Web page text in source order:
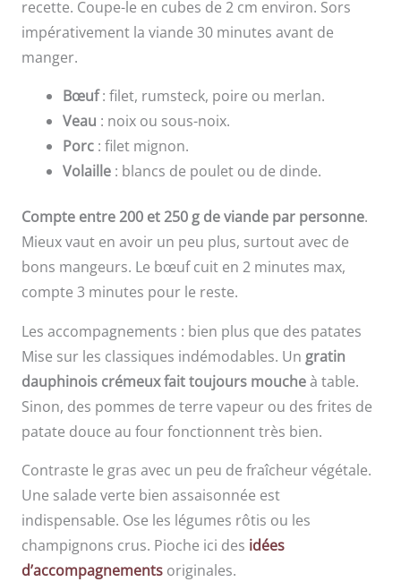
recette. Coupe-le en cubes de 2 cm environ. Sors
impérativement la viande 30 minutes avant de
manger.
Bœuf: filet, rumsteck, poire ou merlan.
Veau : noix ou sous-noix.
Porc : filet mignon.
Volaille : blancs de poulet ou de dinde.
Compte entre 200 et 250 g de viande par personne.
Mieux vaut en avoir un peu plus, surtout avec de
bons mangeurs. Le bœuf cuit en 2 minutes max,
compte 3 minutes pour le reste.
Les accompagnements : bien plus que des patates
Mise sur les classiques indémodables. Un gratin
dauphinois crémeux fait toujours moucheà table.
Sinon, des pommes de terre vapeur ou des frites de
patate douce au four fonctionnent très bien.
Contraste le gras avec un peu de fraîcheur végétale.
Une salade verte bien assaisonnée est
indispensable. Ose les légumes rôtis ou les
champignons crus. Pioche ici des idées
d’accompagnementsoriginales.